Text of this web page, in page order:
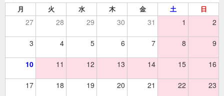
月 火 水 木 金 土 日
27 28 29 30 31 1 2
3 4 5 6 7 8 9
10 11 12 13 14 15 16
17 18 19 20 21 22 23